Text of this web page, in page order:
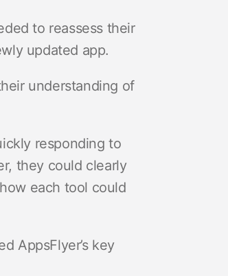
to reassess their
updated app.
understanding of
responding to
they could clearly
each tool could
AppsFlyer’s key